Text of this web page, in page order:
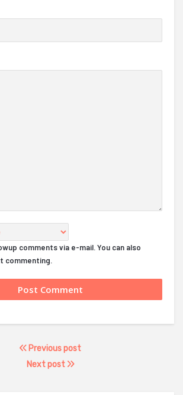
comments via e-mail. You can also
commenting.
Previous post
Next post